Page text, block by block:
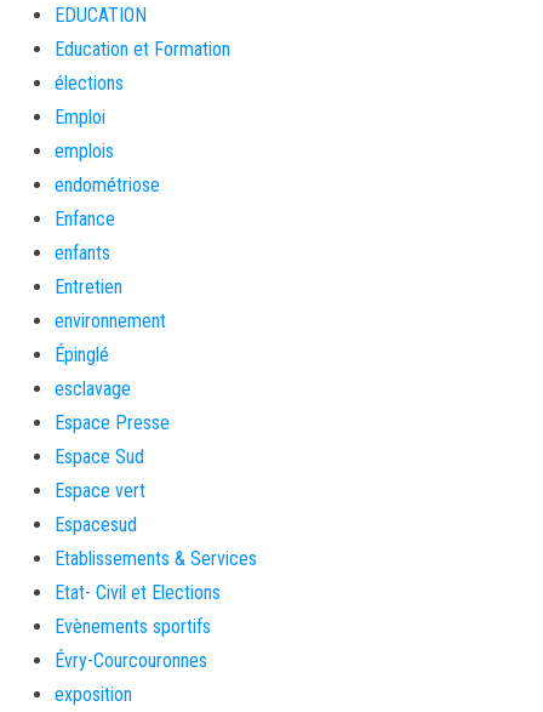
EDUCATION
Education et Formation
élections
Emploi
emplois
endométriose
Enfance
enfants
Entretien
environnement
Épinglé
esclavage
Espace Presse
Espace Sud
Espace vert
Espacesud
Etablissements & Services
Etat- Civil et Elections
Evènements sportifs
Évry-Courcouronnes
exposition